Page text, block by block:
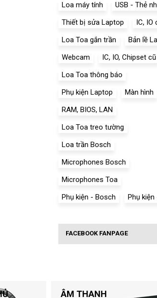
Loa máy tính
USB - Thẻ
Thiết bị sửa Laptop
IC, IO
Loa Toa gắn trần
Bản lề
Webcam
IC, IO, Chipset cũ
Loa Toa thông báo
Phụ kiện Laptop
Màn hình
RAM, BIOS, LAN
Loa Toa treo tường
Loa trần Bosch
Microphones Bosch
Microphones Toa
Phụ kiện - Bosch
Phụ kiện
FACEBOOK FANPAGE
ÂM THANH